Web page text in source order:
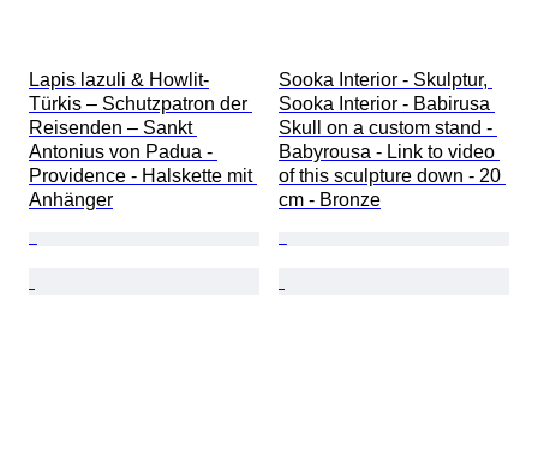
Lapis lazuli & Howlit-
Türkis – Schutzpatron der
Reisenden – Sankt
Antonius von Padua -
Providence - Halskette mit
Anhänger
Sooka Interior - Skulptur,
Sooka Interior - Babirusa
Skull on a custom stand -
Babyrousa - Link to video
of this sculpture down - 20
cm - Bronze